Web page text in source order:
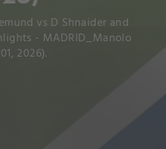
vs D Shnaider and
- MADRID_Manolo
2026).